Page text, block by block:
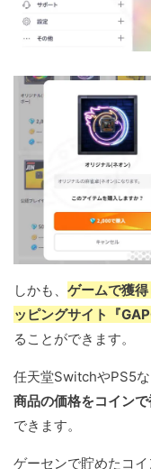
しかも、 ゲームで獲
ッピングサイト『
ることができます。
任天堂SwitchやPS5な
商品の価格をコイン
できます。
ゲーセンで貯めたコ